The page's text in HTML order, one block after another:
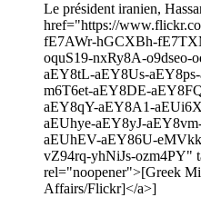
Le président iranien,
href="https://
fE7AWr-hGCXBh-
oquS19-nxRy8A-
aEY8tL-aEY8Us-
m6T6et-aEY8DE-
aEY8qY-aEY8A1-
aEUhye-aEY8yJ-
aEUhEV-aEY86U-
vZ94rq-yhNiJs-ozm4PY"
rel="noopener">[Greek
Affairs/Flickr]</a>]